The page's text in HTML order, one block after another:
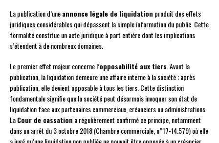
La publication d’uneannonce légale de liquidation produit des effets
juridiques considérables qui dépassent la simple information du public. Cette
formalité constitue un acte juridique à part entière dont les implications
s’étendent à de nombreux domaines.
Le premier effet majeur concerne l’opposabilité aux tiers . Avant la
publication, la liquidation demeure une affaire interne à la société ; après
publication, elle devient opposable à tous les tiers. Cette distinction
fondamentale signifie que la société peut désormais invoquer son état de
liquidation face aux partenaires commerciaux, créanciers ou administrations.
LaCour de cassation a régulièrement confirmé ce principe, notamment
dans un arrêt du 3 octobre 2018 (Chambre commerciale, n°17-14.579) où elle